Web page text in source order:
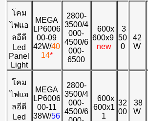
โคม
ไฟแอ
ลอีดี
Led
Panel
Light
MEGA
LP6006
00-09
42W/40
14*
2800-
3500/4
000-
4500/6
000-
6500
600x
600x9
new
3
50
0
42
W
โคม
ไฟแอ
ลอีดี
Led
MEGA
LP6006
00-11
38W/56
2800-
3500/4
000-
4500/6
600x
600x1
1
32
00
38
W